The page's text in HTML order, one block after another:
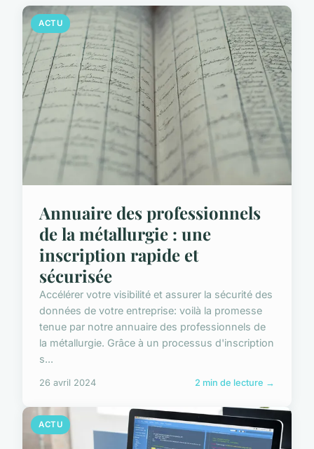
ACTU
Annuaire des professionnels
de la métallurgie : une
inscription rapide et
sécurisée
Accélérer votre visibilité et assurer la sécurité des
données de votre entreprise: voilà la promesse
tenue par notre annuaire des professionnels de
la métallurgie. Grâce à un processus d'inscription
s...
26 avril 2024 2 min de lecture →
ACTU